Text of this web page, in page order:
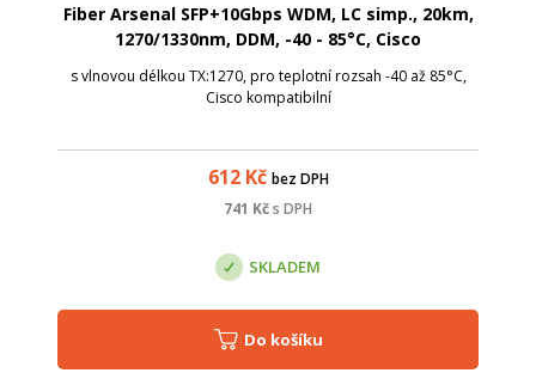
Fiber Arsenal SFP+10Gbps WDM, LC simp., 20km,
1270/1330nm, DDM, -40 - 85°C, Cisco
s vlnovou délkou TX:1270, pro teplotní rozsah -40 až 85°C,
Cisco kompatibilní
612Kč bez DPH
741 Kčs DPH
SKLADEM
Do košíku